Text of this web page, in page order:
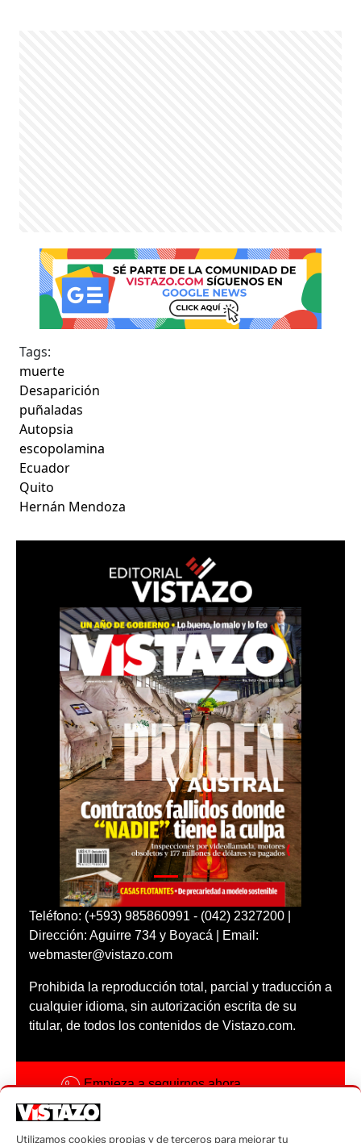
Tags:
muerte
Desaparición
puñaladas
Autopsia
escopolamina
Ecuador
Quito
Hernán Mendoza
Teléfono: (+593) 985860991 - (042) 2327200 |
Dirección: Aguirre 734 y Boyacá | Email:
webmaster@vistazo.com
Prohibida la reproducción total, parcial y traducción a
cualquier idioma, sin autorización escrita de su
titular, de todos los contenidos de Vistazo.com.
Empieza a seguirnos ahora
Utilizamos cookies propias y de terceros para mejorar tu